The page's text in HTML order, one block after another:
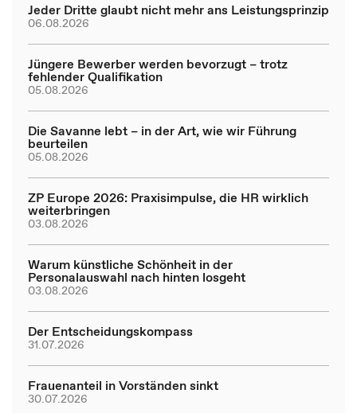
Jeder Dritte glaubt nicht mehr ans Leistungsprinzip
06.08.2026
Jüngere Bewerber werden bevorzugt – trotz
fehlender Qualifikation
05.08.2026
Die Savanne lebt – in der Art, wie wir Führung
beurteilen
05.08.2026
ZP Europe 2026: Praxisimpulse, die HR wirklich
weiterbringen
03.08.2026
Warum künstliche Schönheit in der
Personalauswahl nach hinten losgeht
03.08.2026
Der Entscheidungskompass
31.07.2026
Frauenanteil in Vorständen sinkt
30.07.2026